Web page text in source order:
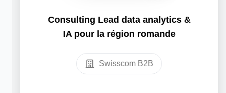
Consulting Lead data analytics &
IA pour la région romande
Swisscom B2B